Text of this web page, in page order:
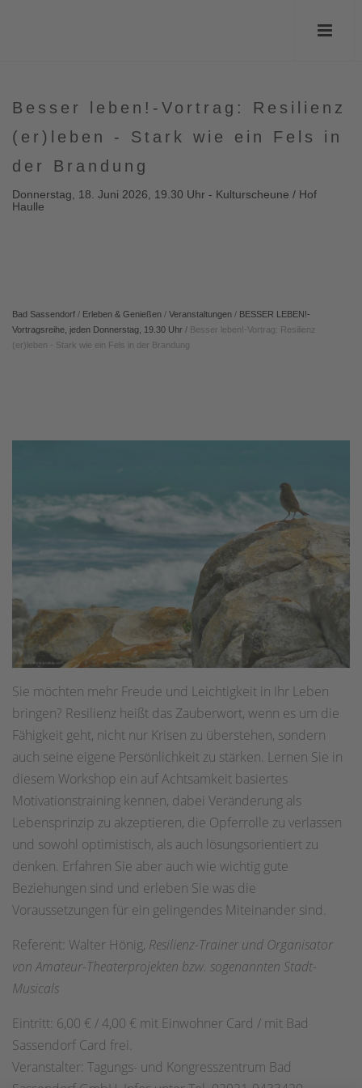
Besser leben!-Vortrag: Resilienz
(er)leben - Stark wie ein Fels in
der Brandung
Donnerstag, 18. Juni 2026, 19.30 Uhr - Kulturscheune / Hof
Haulle
Bad Sassendorf / Erleben & Genießen / Veranstaltungen / BESSER LEBEN!-
Vortragsreihe, jeden Donnerstag, 19.30 Uhr / Besser leben!-Vortrag: Resilienz
(er)leben - Stark wie ein Fels in der Brandung
Sie möchten mehr Freude und Leichtigkeit in Ihr Leben
bringen? Resilienz heißt das Zauberwort, wenn es um die
Fähigkeit geht, nicht nur Krisen zu überstehen, sondern
auch seine eigene Persönlichkeit zu stärken. Lernen Sie in
diesem Workshop ein auf Achtsamkeit basiertes
Motivationstraining kennen, dabei Veränderung als
Lebensprinzip zu akzeptieren, die Opferrolle zu verlassen
und sowohl optimistisch, als auch lösungsorientiert zu
denken. Erfahren Sie aber auch wie wichtig gute
Beziehungen sind und erleben Sie was die
Voraussetzungen für ein gelingendes Miteinander sind.
Referent: Walter Hönig, Resilienz-Trainer und Organisator
von Amateur-Theaterprojekten bzw. sogenannten Stadt-
Musicals
Eintritt: 6,00 € / 4,00 € mit Einwohner Card / mit Bad
Sassendorf Card frei.
Veranstalter: Tagungs- und Kongresszentrum Bad